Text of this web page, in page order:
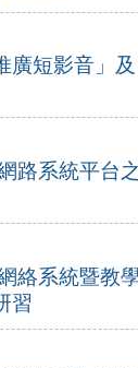
廣短影音」
路系統平台
絡系統暨教
習